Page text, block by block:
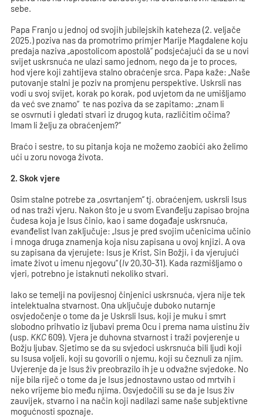
sebe.
Papa Franjo u jednoj od svojih jubilejskih kateheza (2. veljače
2025.) poziva nas da promotrimo primjer Marije Magdalene koju
predaja naziva „apostolicom apostolâ“ podsjećajući da se u novi
svijet uskrsnuća ne ulazi samo jednom, nego da je to proces,
hod vjere koji zahtijeva stalno obraćenje srca. Papa kaže: „Naše
putovanje stalni je poziv na promjenu perspektive. Uskrsli nas
vodi u svoj svijet, korak po korak, pod uvjetom da ne umišljamo
da već sve znamo“ te nas poziva da se zapitamo: „znam li
se osvrnuti i gledati stvari iz drugog kuta, različitim očima?
Imam li želju za obraćenjem?“
Braćo i sestre, to su pitanja koja ne možemo zaobići ako želimo
ući u zoru novoga života.
2. Skok vjere
Osim stalne potrebe za „osvrtanjem“ tj. obraćenjem, uskrsli Isus
od nas traži vjeru. Nakon što je u svom Evanđelju zapisao brojna
čudesa koja je Isus činio, kao i same događaje uskrsnuća,
evanđelist Ivan zaključuje: „Isus je pred svojim učenicima učinio
i mnoga druga znamenja koja nisu zapisana u ovoj knjizi. A ova
su zapisana da vjerujete: Isus je Krist, Sin Božji, i da vjerujući
imate život u imenu njegovu“ (Iv 20,30-31). Kada razmišljamo o
vjeri, potrebno je istaknuti nekoliko stvari.
Iako se temelji na povijesnoj činjenici uskrsnuća, vjera nije tek
intelektualna stvarnost. Ona uključuje duboko nutarnje
osvjedočenje o tome da je Uskrsli Isus, koji je muku i smrt
slobodno prihvatio iz ljubavi prema Ocu i prema nama uistinu živ
(usp. KKC 609). Vjera je duhovna stvarnost i traži povjerenje u
Božju ljubav. Sjetimo se da su svjedoci uskrsnuća bili ljudi koji
su Isusa voljeli, koji su govorili o njemu, koji su čeznuli za njim.
Uvjerenje da je Isus živ preobrazilo ih je u odvažne svjedoke. No
nije bila riječ o tome da je Isus jednostavno ustao od mrtvih i
neko vrijeme bio među njima. Osvjedočili su se da je Isus živ
zauvijek, stvarno i na način koji nadilazi same naše subjektivne
mogućnosti spoznaje.